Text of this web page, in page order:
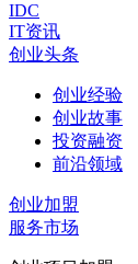
IDC
IT资讯
创业头条
创业经验
创业故事
投资融资
前沿领域
创业加盟
服务市场